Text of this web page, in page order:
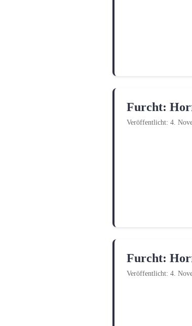
Furcht:
Veröffentlicht: 4.
Furcht:
Veröffentlicht: 4.